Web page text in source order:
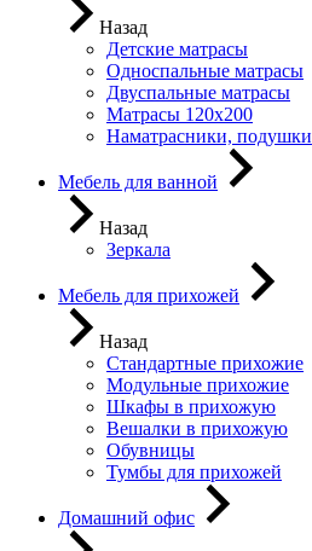
Назад
Детские матрасы
Односпальные матрасы
Двуспальные матрасы
Матрасы 120х200
Наматрасники, подушки
Мебель для ванной
Назад
Зеркала
Мебель для прихожей
Назад
Стандартные прихожие
Модульные прихожие
Шкафы в прихожую
Вешалки в прихожую
Обувницы
Тумбы для прихожей
Домашний офис